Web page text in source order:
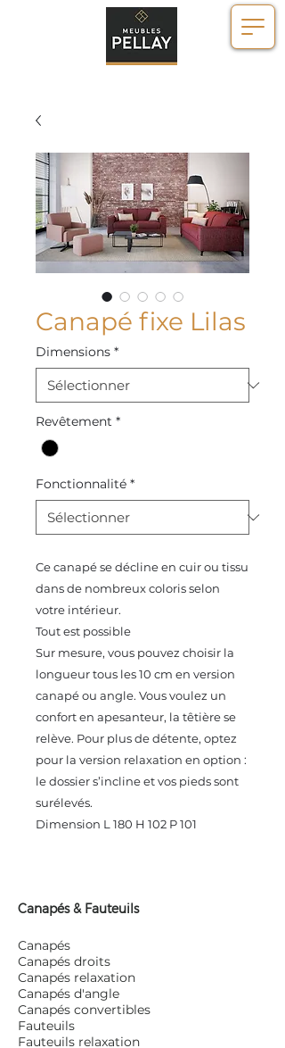
Canapé fixe Lilas
Dimensions *
Revêtement *
Fonctionnalité *
Ce canapé se décline en cuir ou tissu
dans de nombreux coloris selon
votre intérieur.
Tout est possible
Sur mesure, vous pouvez choisir la
longueur tous les 10 cm en version
canapé ou angle. Vous voulez un
confort en apesanteur, la têtière se
relève. Pour plus de détente, optez
pour la version relaxation en option :
le dossier s’incline et vos pieds sont
surélevés.
Dimension L 180 H 102 P 101
Canapés & Fauteuils
Canapés
Canapés droits
Canapés relaxation
Canapés d'angle
Canapés convertibles
Fauteuils
Fauteuils relaxation